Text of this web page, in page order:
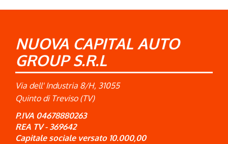
NUOVA CAPITAL AUTO
GROUP S.R.L
Via dell' Industria 8/H, 31055
Quinto di Treviso (TV)
P.IVA 04678880263
REA TV - 369642
Capitale sociale versato 10.000,00